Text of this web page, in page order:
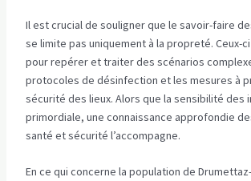
Il est crucial de souligner que le savoir-faire
se limite pas uniquement à la propreté. Ceux-
pour repérer et traiter des scénarios
protocoles de désinfection et les mesures à
sécurité des lieux. Alors que la sensibilité des
primordiale, une connaissance approfondie
santé et sécurité l’accompagne.
En ce qui concerne la population de